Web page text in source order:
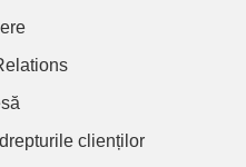
clienților